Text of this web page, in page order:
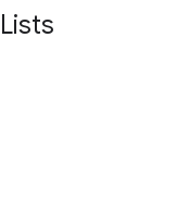
Lists